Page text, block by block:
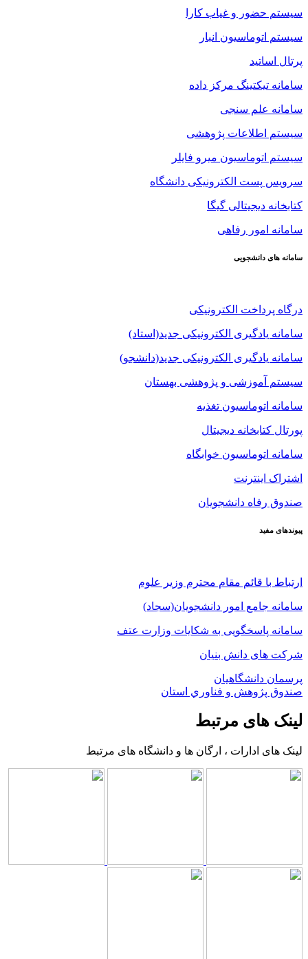
سیستم حضور و غیاب کارا
سیستم اتوماسیون انبار
پرتال اساتید
سامانه تیکتینگ مرکز داده
سامانه علم سنجی
سیستم اطلاعات پژوهشی
سیستم اتوماسیون میرو فایلر
سرویس پست الکترونیکی دانشگاه
کتابخانه دیجیتالی گیگا
سامانه امور رفاهی
سامانه های دانشجویی
درگاه پرداخت الکترونیکی
سامانه یادگیری الکترونیکی جدید(استاد)
سامانه یادگیری الکترونیکی جدید(دانشجو)
سیستم آموزشی و پژوهشی بهستان
سامانه اتوماسیون تغذیه
پورتال کتابخانه دیجیتال
سامانه اتوماسیون خوابگاه
اشتراک اینترنت
صندوق رفاه دانشجویان
پیوندهای مفید
ارتباط با قائم مقام محترم وزیر علوم
سامانه جامع امور دانشجویان(سجاد)
سامانه پاسخگویی به شکایات وزارت عتف
شرکت های دانش بنیان
پرسمان دانشگاهیان
صندوق پژوهش و فناوري استان
لینک های مرتبط
لینک های ادارات ، ارگان ها و دانشگاه های مرتبط